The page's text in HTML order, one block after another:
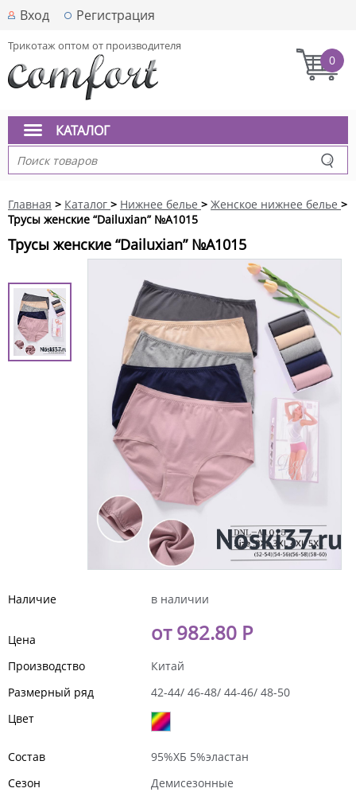
Вход Регистрация
Трикотаж оптом от производителя
0
КАТАЛОГ
Главная > Каталог > Нижнее белье > Женское нижнее белье >
Трусы женские “Dailuxian” №A1015
Трусы женские “Dailuxian” №A1015
Наличие в наличии
Цена от 982.80 Р
Производство
Китай
Размерный ряд
42-44/ 46-48/ 44-46/ 48-50
Цвет
Состав
95%ХБ 5%эластан
Сезон
Демисезонные